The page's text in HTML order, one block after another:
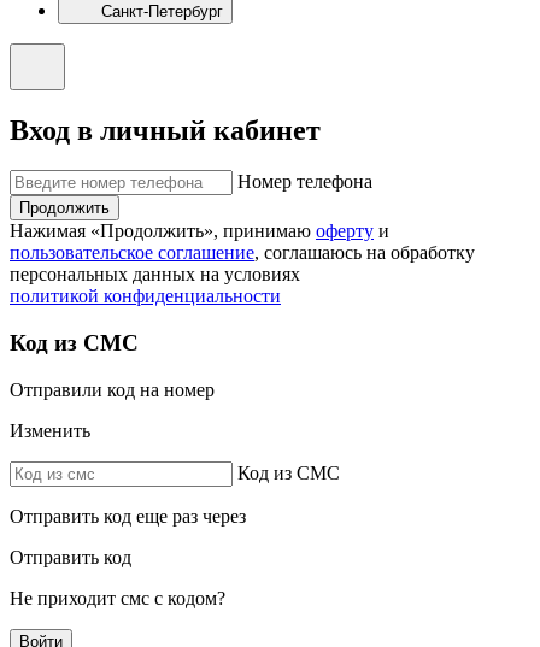
Санкт-Петербург
Вход в личный кабинет
Номер телефона
Продолжить
Нажимая «Продолжить», принимаю оферту и
пользовательское соглашение, соглашаюсь на обработку
персональных данных на условиях
политикой конфиденциальности
Код из СМС
Отправили код на номер
Изменить
Код из СМС
Отправить код еще раз через
Отправить код
Не приходит смс с кодом?
Войти